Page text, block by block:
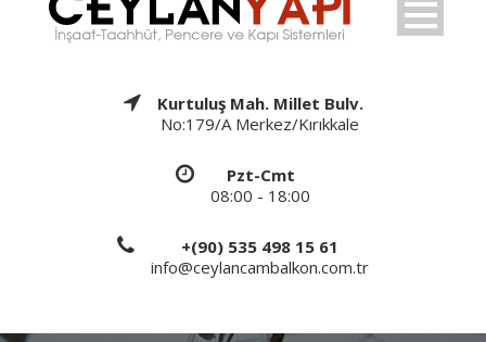
Kurtuluş Mah. Millet Bulv.
No:179/A Merkez/Kırıkkale
Pzt-Cmt
08:00 - 18:00
+(90) 535 498 15 61
info@ceylancambalkon.com.tr